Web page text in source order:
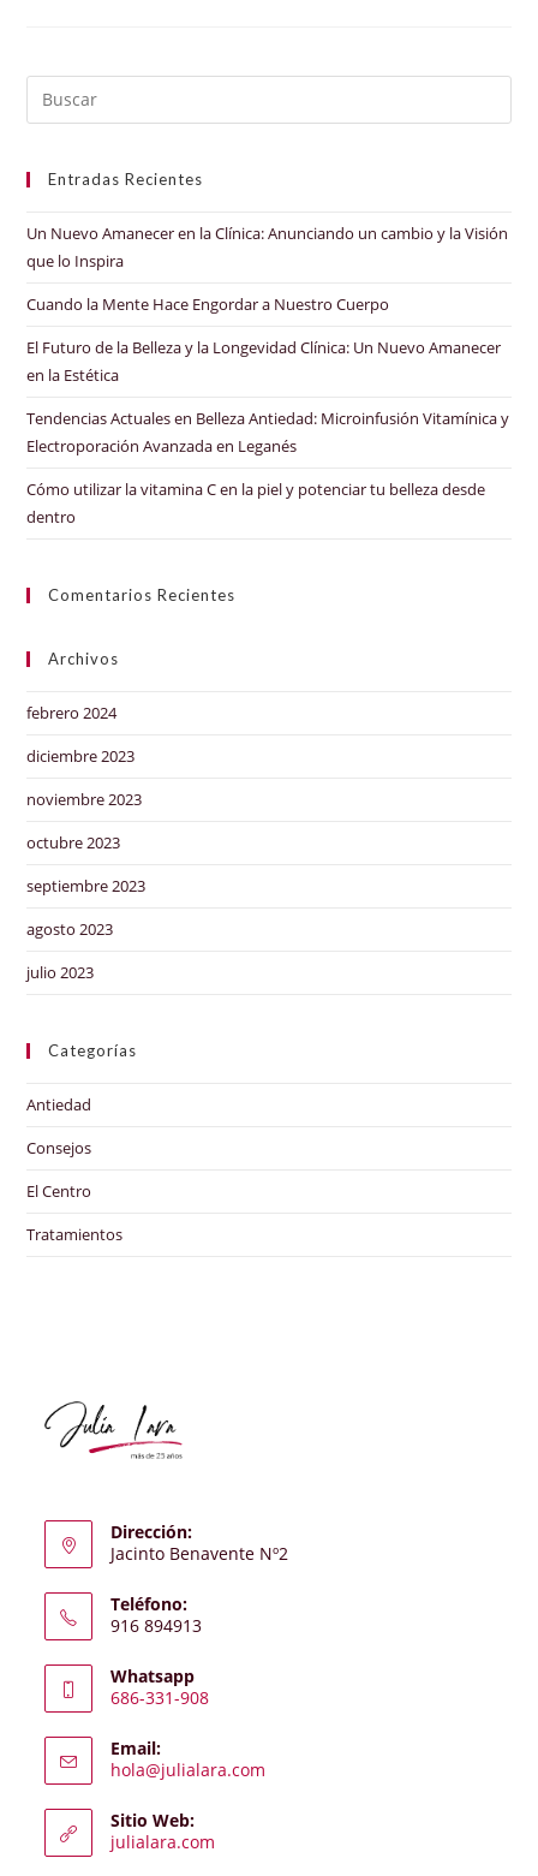
Solo
Entradas Recientes
Un Nuevo Amanecer en la Clínica: Anunciando un cambio y la Visión
que lo Inspira
Cuando la Mente Hace Engordar a Nuestro Cuerpo
El Futuro de la Belleza y la Longevidad Clínica: Un Nuevo Amanecer
en la Estética
Tendencias Actuales en Belleza Antiedad: Microinfusión Vitamínica y
Electroporación Avanzada en Leganés
Cómo utilizar la vitamina C en la piel y potenciar tu belleza desde
dentro
Comentarios Recientes
Archivos
febrero 2024
diciembre 2023
noviembre 2023
octubre 2023
septiembre 2023
agosto 2023
julio 2023
Categorías
Antiedad
Consejos
El Centro
Tratamientos
Dirección:
Jacinto Benavente Nº2
Teléfono:
916 894913
Whatsapp
686-331-908
abre
en
tu
aplicación
Email:
hola@julialara.com
Sitio Web:
julialara.com